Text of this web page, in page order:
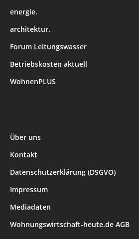
energie.
architektur.
Forum Leitungswasser
Betriebskosten aktuell
WohnenPLUS
Über uns
Kontakt
Datenschutzerklärung (DSGVO)
Impressum
Mediadaten
Wohnungswirtschaft-heute.de AGB